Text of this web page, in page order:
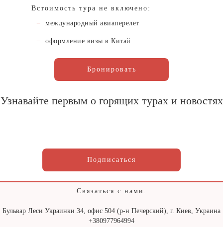
Встоимость тура не включено:
международный авиаперелет
оформление визы в Китай
Бронировать
Узнавайте первым о горящих турах и новостях
Подписаться
Связаться с нами:
Бульвар Леси Украинки 34, офис 504 (р-н Печерский), г. Киев, Украина
+380977964994